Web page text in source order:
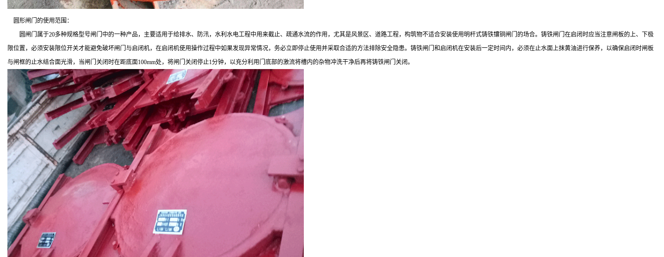
圆形闸门的使用范围：
圆闸门属于20多种规格型号闸门中的一种产品，主要适用于给排水、防汛，水利水电工程中用来截止、疏通水流的作用，尤其是风景区、道路工程，构筑物不适合安装使用明杆式铸铁镶铜闸门的场合。铸铁闸门在启闭时应当注意闸板的上、下极
限位置，必须安装限位开关才能避免破坏闸门与启闭机，在启闭机使用操作过程中如果发现异常情况，务必立即停止使用并采取合适的方法排除安全隐患。铸铁闸门和启闭机在安装后一定时间内，必须在止水面上抹黄油进行保养，以确保启闭时闸板
与闸框的止水结合面光滑，当闸门关闭时在距底面100mm处，将闸门关闭停止1分钟，以充分利用门底部的激流将槽内的杂物冲洗干净后再将铸铁闸门关闭。